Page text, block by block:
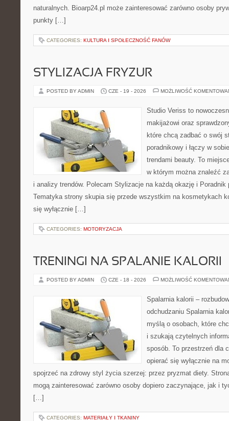
naturalnych. Bioarp24.pl może zainteresować zarówno osoby
punkty […]
CATEGORIES: KULTURA I SPOŁECZNOŚĆ FANÓW
STYLIZACJA FRYZUR
POSTED BY ADMIN CZE - 19 - 2026 MOŻLIWOŚĆ
Studio Veriss to
makijażowi oraz
które chcą zadbać o swój
poradnikowy i łączy w
trendami beauty. To
w którym można znaleźć
i analizy trendów. Polecam Stylizacje na każdą okazję i
Tematyka strony skupia się przede wszystkim na kosmetykach
się wyłącznie […]
CATEGORIES: MOTORYZACJA
TRENINGI NA SPALANIE KALORII
POSTED BY ADMIN CZE - 18 - 2026 MOŻLIWOŚĆ
Spalarnia kalorii –
odchudzaniu Spalarnia
myślą o osobach, które
i szukają czytelnych
sposób. To przestrzeń dla
opierać się wyłącznie na
spojrzeć na zdrowy styl życia szerzej: przez pryzmat diety.
mogą zainteresować zarówno osoby dopiero zaczynające, jak i
[…]
CATEGORIES: MATERIAŁY I TKANINY